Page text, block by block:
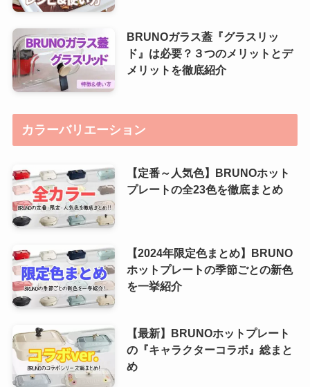
BRUNOガラス蓋『グラスリッ
ド』は必要？３つのメリットとデ
メリットを徹底紹介
カラーバリエーション
【定番～人気色】BRUNOホット
プレートの全23色を徹底まとめ
【2024年限定色まとめ】BRUNO
ホットプレートの季節ごとの新色
を一挙紹介
【最新】BRUNOホットプレート
の『キャラクターコラボ』総まと
め